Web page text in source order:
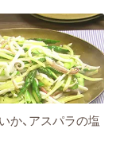
か、アスパラの塩